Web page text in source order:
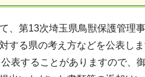
、第13次埼玉県鳥獣保護管理
する県の考え方などを公表し
表することがありますので、